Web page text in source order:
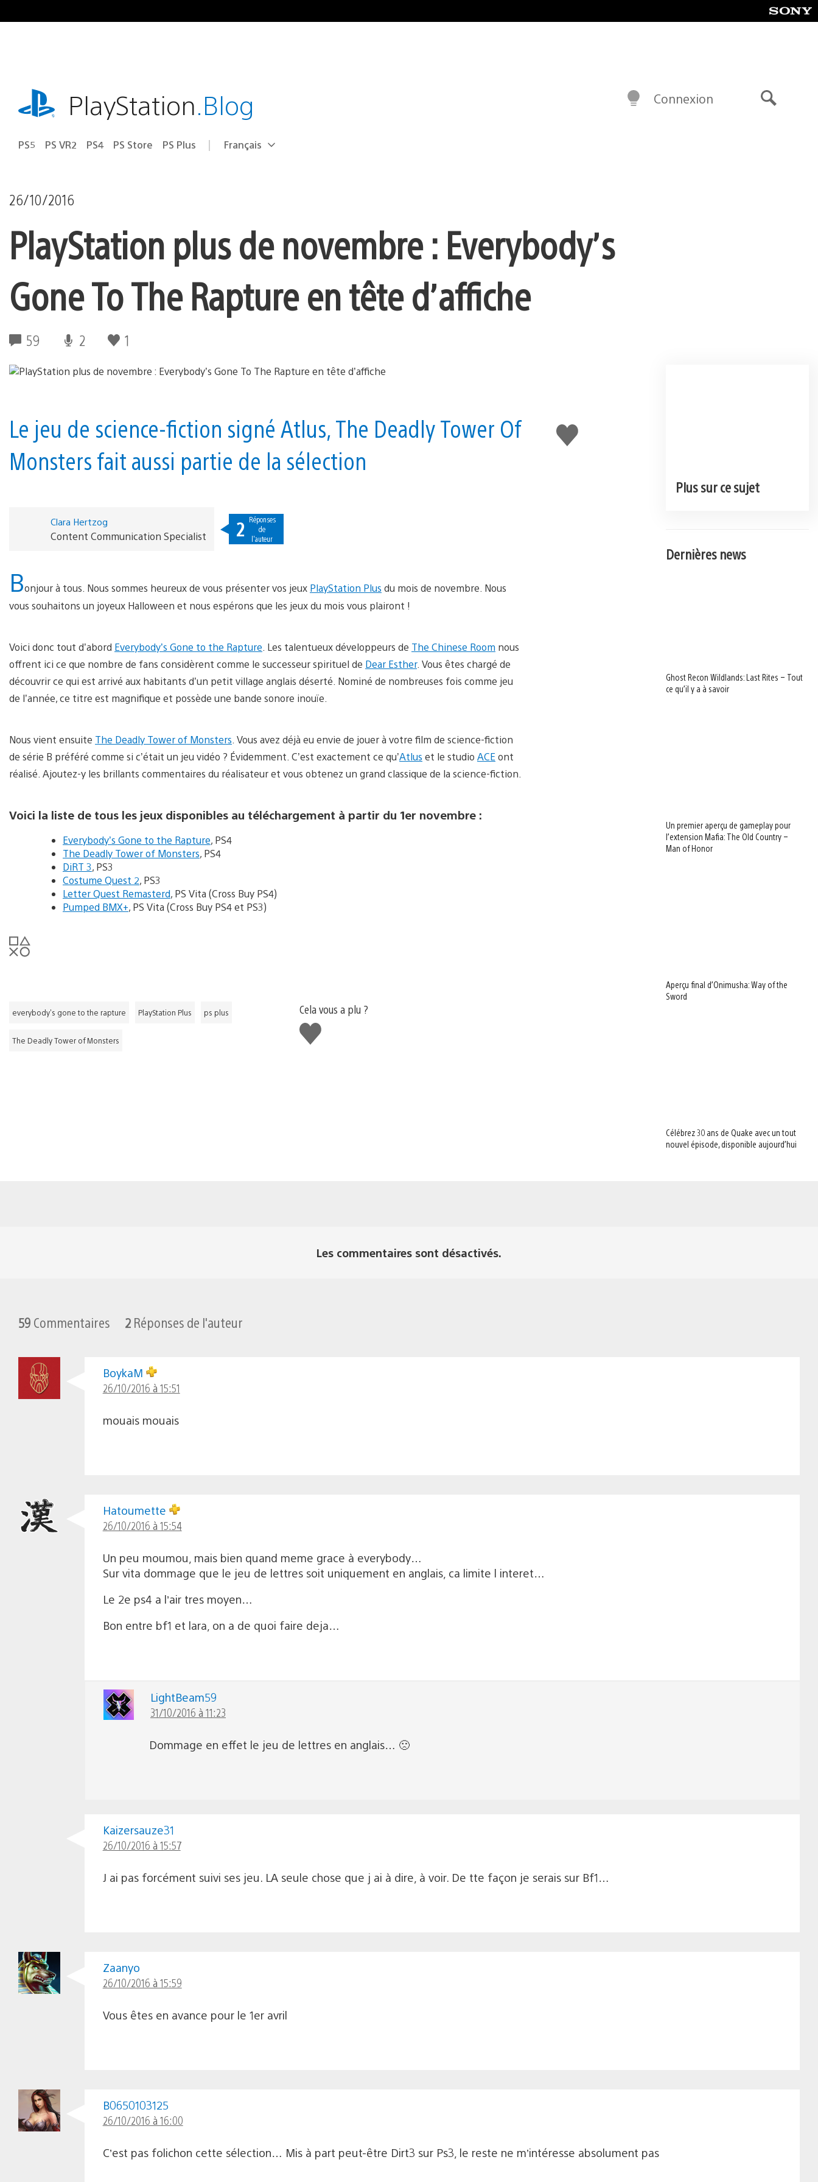
au
playstation.comPlayStation.Blog
PS5 PS VR2 PS4 PS Store PS Plus Choisir
Région
Français
Connexion
26/10/2016
PlayStation plus de novembre : Everybody’s
Gone To The Rapture en tête d’affiche
59 2 1
J'aime
Le jeu de science-fiction signé Atlus, The Deadly Tower Of
Monsters fait aussi partie de la sélection
Clara Hertzog
Content Communication Specialist 2 Réponses
de
l'auteur
Bonjour à tous. Nous sommes heureux de vous présenter vos jeux PlayStation Plus du mois de novembre. Nous
vous souhaitons un joyeux Halloween et nous espérons que les jeux du mois vous plairont !
Voici donc tout d’abord Everybody’s Gone to the Rapture . Les talentueux développeurs de The Chinese Room nous
offrent ici ce que nombre de fans considèrent comme le successeur spirituel de Dear Esther. Vous êtes chargé de
découvrir ce qui est arrivé aux habitants d’un petit village anglais déserté. Nominé de nombreuses fois comme jeu
de l’année, ce titre est magnifique et possède une bande sonore inouïe.
Nous vient ensuite The Deadly Tower of Monsters . Vous avez déjà eu envie de jouer à votre film de science-fiction
de série B préféré comme si c’était un jeu vidéo ? Évidemment. C’est exactement ce qu’Atlus et le studio ACE ont
réalisé. Ajoutez-y les brillants commentaires du réalisateur et vous obtenez un grand classique de la science-fiction.
Voici la liste de tous les jeux disponibles au téléchargement à partir du 1er novembre :
Everybody’s Gone to the Rapture, PS4
The Deadly Tower of Monsters, PS4
DiRT 3, PS3
Costume Quest 2, PS3
Letter Quest Remasterd, PS Vita (Cross Buy PS4)
Pumped BMX+, PS Vita (Cross Buy PS4 et PS3)
everybody's gone to the rapture PlayStation Plus ps plus
The Deadly Tower of Monsters
Cela vous a plu ?
J'aime
Plus sur ce sujet
Dernières news
Ghost Recon Wildlands: Last Rites – Tout
ce qu’il y a à savoir
Un premier aperçu de gameplay pour
l’extension Mafia: The Old Country –
Man of Honor
Aperçu final d’Onimusha: Way of the
Sword
Célébrez 30 ans de Quake avec un tout
nouvel épisode, disponible aujourd’hui
Les commentaires sont désactivés.
59 Commentaires 2 Réponses de l'auteur
BoykaM
26/10/2016 à 15:51
mouais mouais
Hatoumette
26/10/2016 à 15:54
Un peu moumou, mais bien quand meme grace à everybody…
Sur vita dommage que le jeu de lettres soit uniquement en anglais, ca limite l interet…
Le 2e ps4 a l’air tres moyen…
Bon entre bf1 et lara, on a de quoi faire deja…
LightBeam59
31/10/2016 à 11:23
Dommage en effet le jeu de lettres en anglais… 🙁
Kaizersauze31
26/10/2016 à 15:57
J ai pas forcément suivi ses jeu. LA seule chose que j ai à dire, à voir. De tte façon je serais sur Bf1…
Zaanyo
26/10/2016 à 15:59
Vous êtes en avance pour le 1er avril
B0650103125
26/10/2016 à 16:00
C’est pas folichon cette sélection… Mis à part peut-être Dirt3 sur Ps3, le reste ne m’intéresse absolument pas